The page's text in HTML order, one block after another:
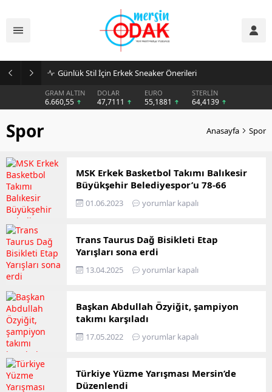
Günlük Stil İçin Erkek Sneaker Önerileri
GRAM ALTIN
6.660,55
DOLAR
47,7111
EURO
55,1881
STERLİN
64,4139
Spor Anasayfa Spor
MSK Erkek Basketbol Takımı Balıkesir
Büyükşehir Belediyespor’u 78-66
Skorla Yendi
01.06.2023 yorumlar kapalı
Trans Taurus Dağ Bisikleti Etap
Yarışları sona erdi
13.04.2025 yorumlar kapalı
Başkan Abdullah Özyiğit, şampiyon
takımı karşıladı
17.05.2022 yorumlar kapalı
Türkiye Yüzme Yarışması Mersin’de
Düzenlendi